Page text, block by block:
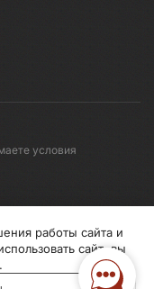
условия
перс.данных
работы сайта и
сайт, вы